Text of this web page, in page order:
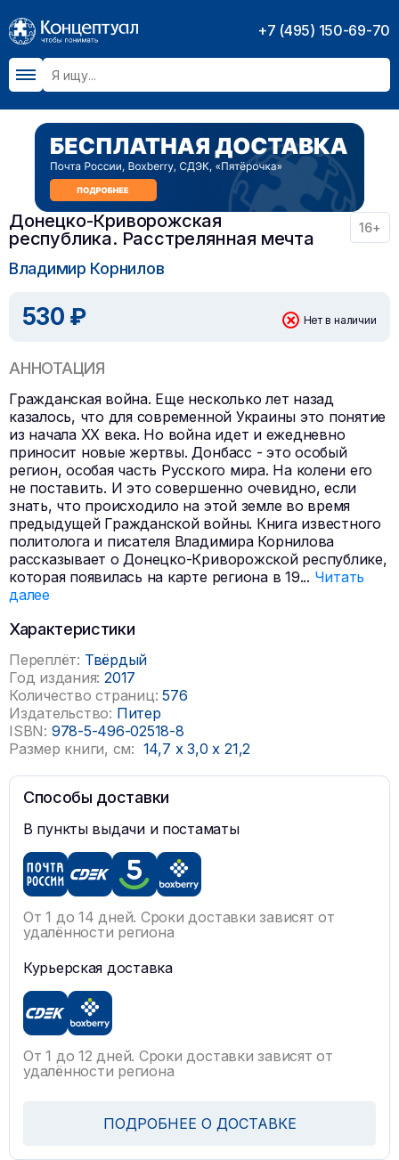
+7 (495) 150-69-70
Донецко-Криворожская
республика. Расстрелянная мечта
16+
Владимир Корнилов
530 ₽ Нет в наличии
АННОТАЦИЯ
Гражданская война. Еще несколько лет назад
казалось, что для современной Украины это понятие
из начала ХХ века. Но война идет и ежедневно
приносит новые жертвы. Донбасс - это особый
регион, особая часть Русского мира. На колени его
не поставить. И это совершенно очевидно, если
знать, что происходило на этой земле во время
предыдущей Гражданской войны. Книга известного
политолога и писателя Владимира Корнилова
рассказывает о Донецко-Криворожской республике,
которая появилась на карте региона в 19... Читать
далее
Характеристики
Переплёт: Твёрдый
Год издания: 2017
Количество страниц: 576
Издательство: Питер
ISBN: 978-5-496-02518-8
Размер книги, см: 14,7 x 3,0x 21,2
Способы доставки
В пункты выдачи и постаматы
От 1 до 14 дней. Сроки доставки зависят от
удалённости региона
Курьерская доставка
От 1 до 12 дней. Сроки доставки зависят от
удалённости региона
ПОДРОБНЕЕ О ДОСТАВКЕ